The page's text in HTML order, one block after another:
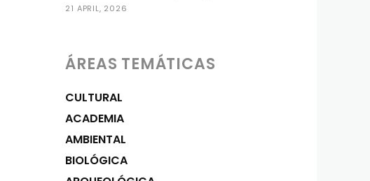
21 APRIL, 2026
ÁREAS TEMÁTICAS
CULTURAL
ACADEMIA
AMBIENTAL
BIOLÓGICA